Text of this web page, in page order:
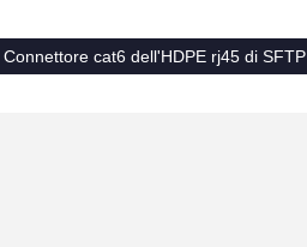
Connettore cat6 dell'HDPE rj45 di SFTP